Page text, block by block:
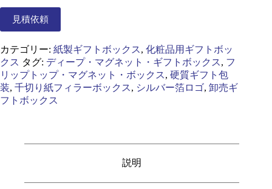
見積依頼
カテゴリー: 紙製ギフトボックス, 化粧品用ギフトボッ
クス タグ: ディープ・マグネット・ギフトボックス, フ
リップトップ・マグネット・ボックス, 硬質ギフト包
装, 千切り紙フィラーボックス, シルバー箔ロゴ, 卸売ギ
フトボックス
説明